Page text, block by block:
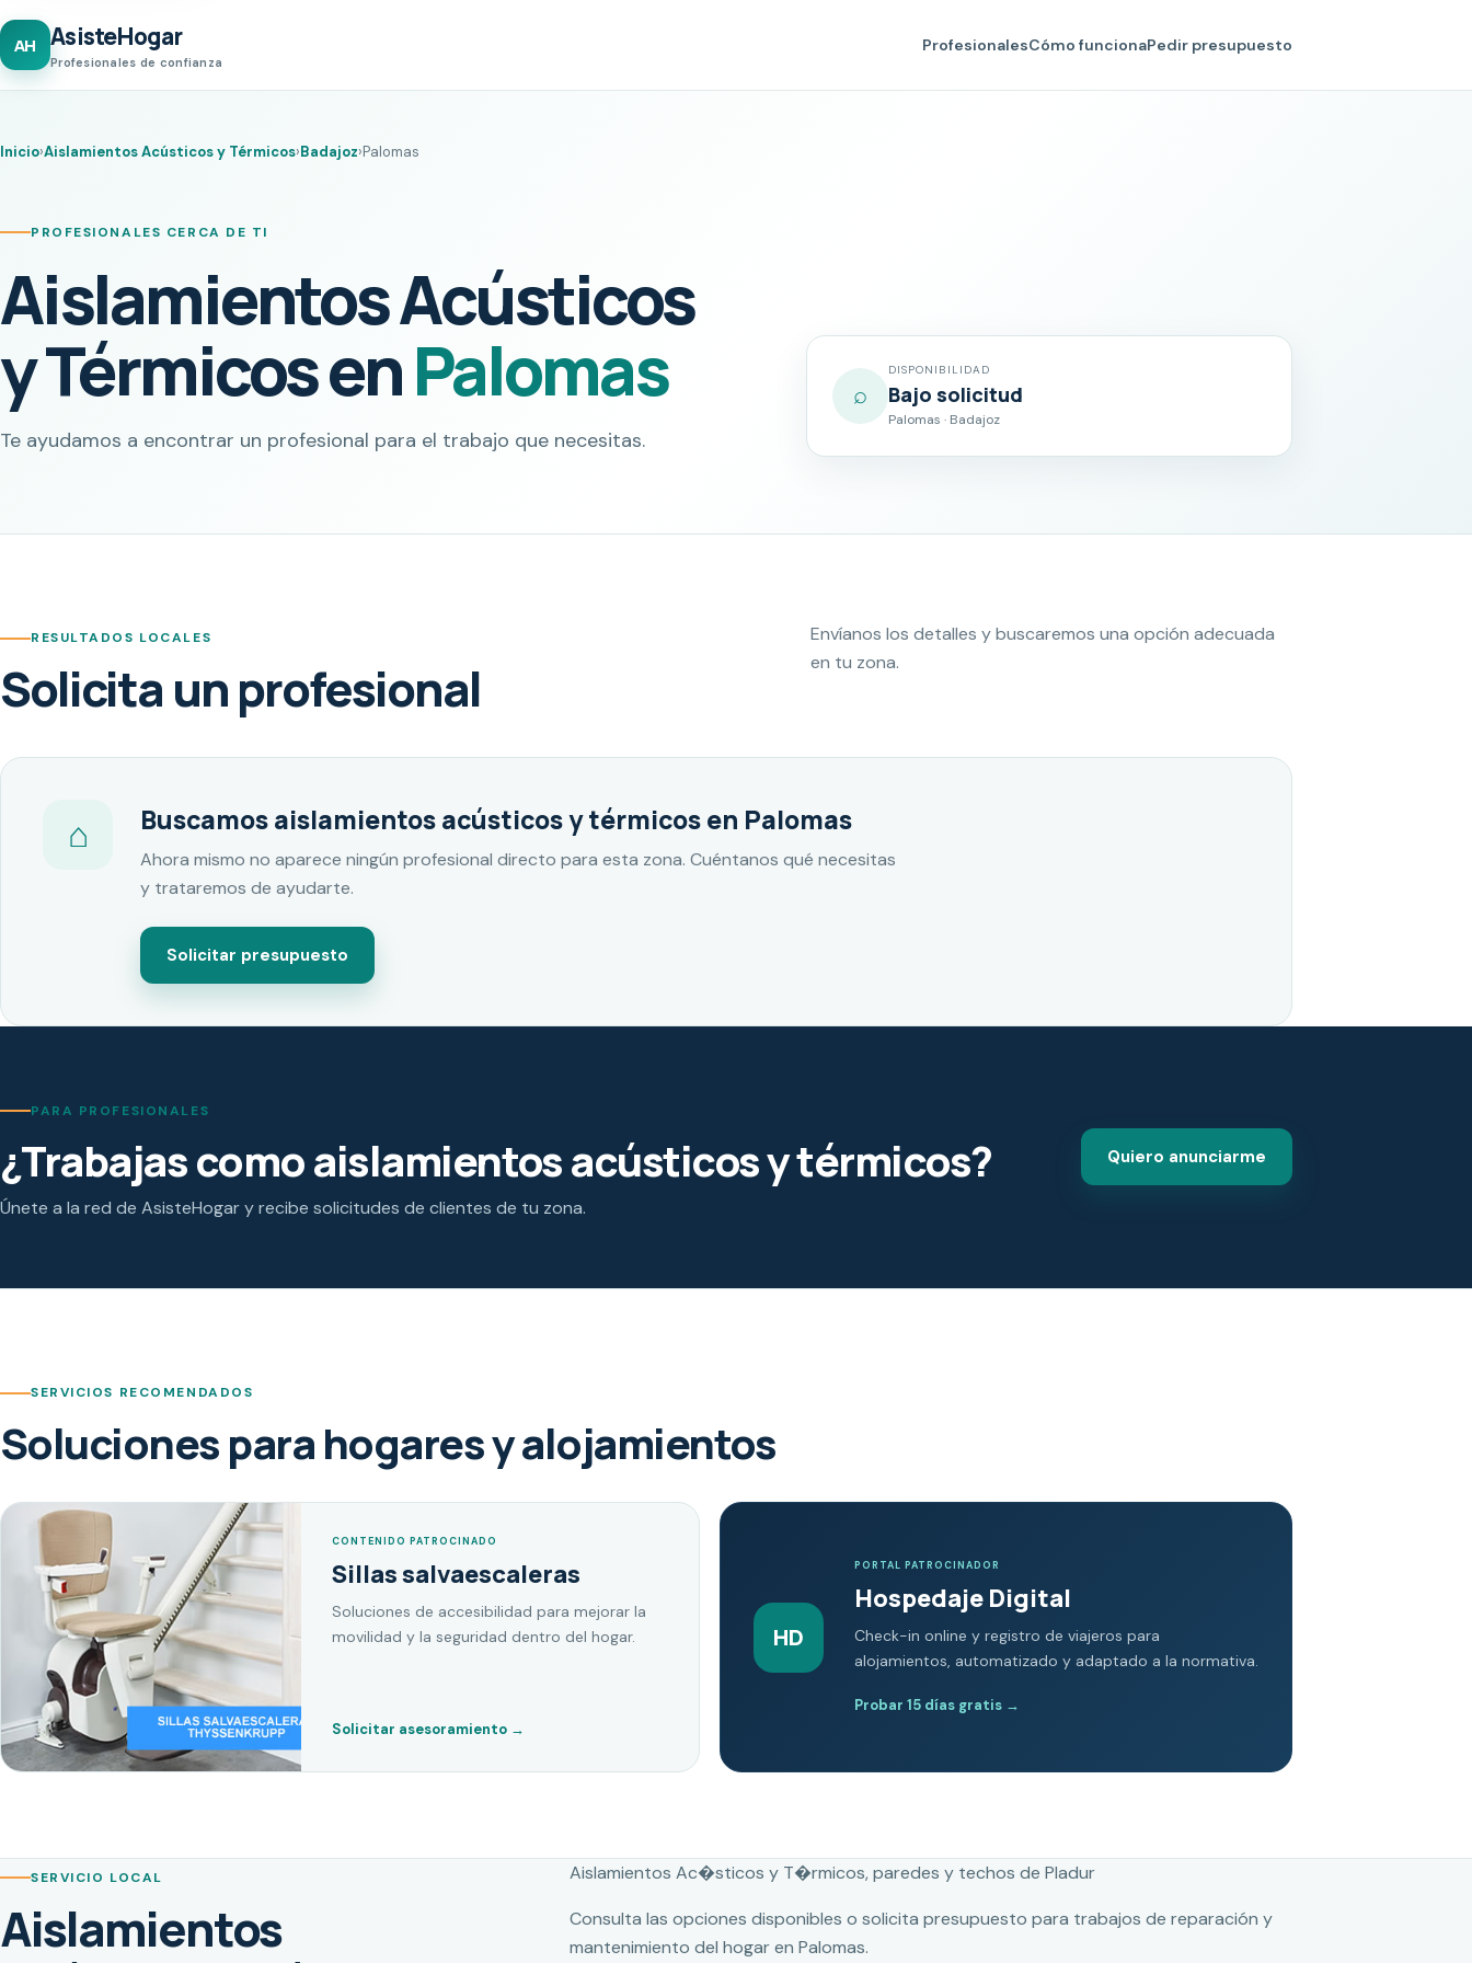
AH AsisteHogar
Profesionales de confianza
ProfesionalesCómo funcionaPedir presupuesto
Inicio›Aislamientos Acústicos y Térmicos›Badajoz›Palomas
PROFESIONALES CERCA DE TI
Aislamientos Acústicos
y Térmicos enPalomas
Te ayudamos a encontrar un profesional para el trabajo que necesitas.
⌕
DISPONIBILIDAD
Bajo solicitud
Palomas · Badajoz
RESULTADOS LOCALES
Solicita un profesional
Envíanos los detalles y buscaremos una opción adecuada
en tu zona.
⌂ Buscamos aislamientos acústicos y térmicos en Palomas
Ahora mismo no aparece ningún profesional directo para esta zona. Cuéntanos qué necesitas
y trataremos de ayudarte.
Solicitar presupuesto
PARA PROFESIONALES
¿Trabajas como aislamientos acústicos y térmicos?
Únete a la red de AsisteHogar y recibe solicitudes de clientes de tu zona.
Quiero anunciarme
SERVICIOS RECOMENDADOS
Soluciones para hogares y alojamientos
CONTENIDO PATROCINADO
Sillas salvaescaleras
Soluciones de accesibilidad para mejorar la
movilidad y la seguridad dentro del hogar.
Solicitar asesoramiento →
HD
PORTAL PATROCINADOR
Hospedaje Digital
Check-in online y registro de viajeros para
alojamientos, automatizado y adaptado a la normativa.
Probar 15 días gratis →
SERVICIO LOCAL
Aislamientos
Aislamientos Ac�sticos y T�rmicos, paredes y techos de Pladur
Consulta las opciones disponibles o solicita presupuesto para trabajos de reparación y
mantenimiento del hogar en Palomas.